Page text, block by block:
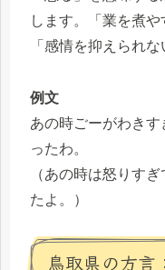
します。「業を煮や
「感情を抑えられ
例文
あの時ごーがわき
ったわ。
（あの時は怒りす
たよ。）
鳥取県の方言